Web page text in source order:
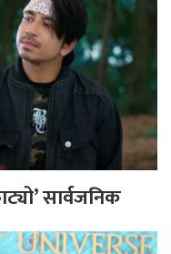
सार्वजनिक